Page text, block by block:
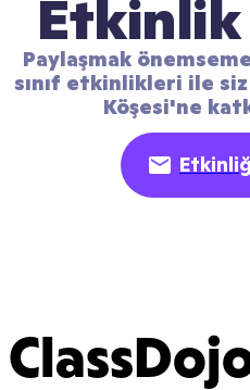
Paylaşmak
sınıf etkinlikleri ile
Köşesi'ne